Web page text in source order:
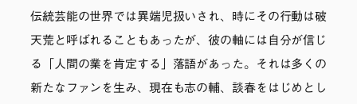
伝統芸能の世界では異端児扱いされ、時にその行動は破
天荒と呼ばれることもあったが、彼の軸には自分が信じ
る「人間の業を肯定する」落語があった。それは多くの
新たなファンを生み、現在も志の輔、談春をはじめとし